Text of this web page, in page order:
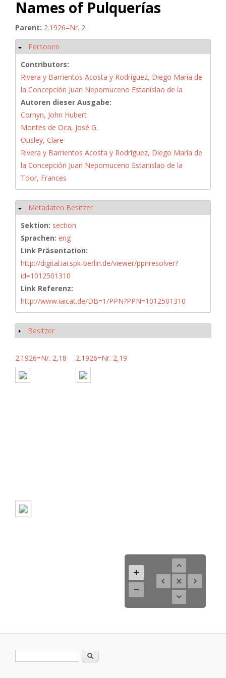
Names of Pulquerías
Parent: 2.1926=Nr. 2
Hide
Personen
Contributors:
Rivera y Barrientos Acosta y Rodríguez, Diego María de
la Concepción Juan Nepomuceno Estanislao de la
Autoren dieser Ausgabe:
Cornyn, John Hubert
Montes de Oca, José G.
Ousley, Clare
Rivera y Barrientos Acosta y Rodríguez, Diego María de
la Concepción Juan Nepomuceno Estanislao de la
Toor, Frances
Hide
Metadaten Besitzer
Sektion: section
Sprachen: eng
Link Präsentation:
http://digital.iai.spk-berlin.de/viewer/ppnresolver?
id=1012501310
Link Referenz:
http://www.iaicat.de/DB=1/PPN?PPN=1012501310
Show
Besitzer
2.1926=Nr. 2,18 2.1926=Nr. 2,19
Search